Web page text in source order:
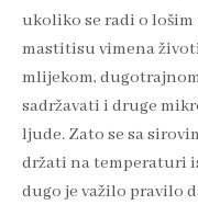
ukoliko se radi o
mastitisu vimena
mlijekom,
sadržavati i druge
ljude. Zato se sa
držati na temperaturi
dugo je važilo pravilo